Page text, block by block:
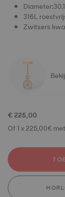
316L
Zwitsers
€ 225,00
Of 1 x 225,00€ met